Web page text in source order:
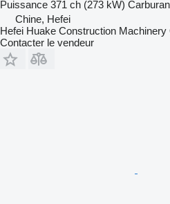
Puissance 371 ch (273 kW)
Chine, Hefei
Hefei Huake Construction Machinery
Contacter le vendeur